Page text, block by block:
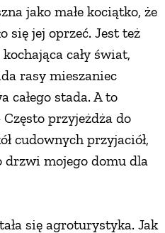
jako małe kociątko, że
się jej oprzeć. Jest też
cały świat,
rasy mieszaniec
całego stada. A to
przyjeżdża do
cudownych przyjaciół,
drzwi mojego domu dla
się agroturystyka. Jak